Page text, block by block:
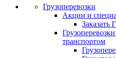
Грузоперевозки
Акции и
Заказать
транспортом